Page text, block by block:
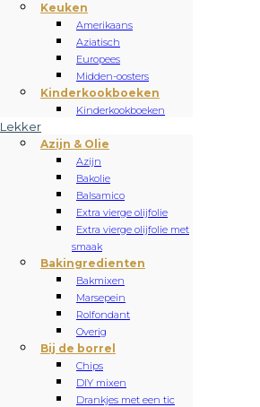
Keuken
Amerikaans
Aziatisch
Europees
Midden-oosters
Kinderkookboeken
Kinderkookboeken
Lekker
Azijn & Olie
Azijn
Bakolie
Balsamico
Extra vierge olijfolie
Extra vierge olijfolie met
smaak
Bakingredienten
Bakmixen
Marsepein
Rolfondant
Overig
Bij de borrel
Chips
DIY mixen
Drankjes met een tic